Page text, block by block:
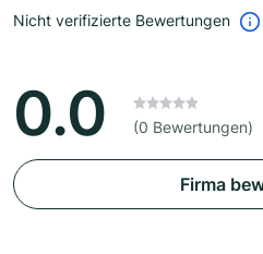
Nicht verifizierte Bewertungen
0.0 (0 Bewertungen)
Firma